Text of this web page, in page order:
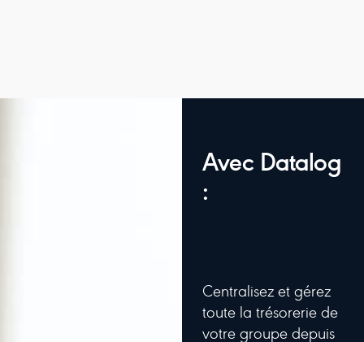
Avec Datalog
:
Centralisez et gérez
toute la trésorerie de
votre groupe depuis